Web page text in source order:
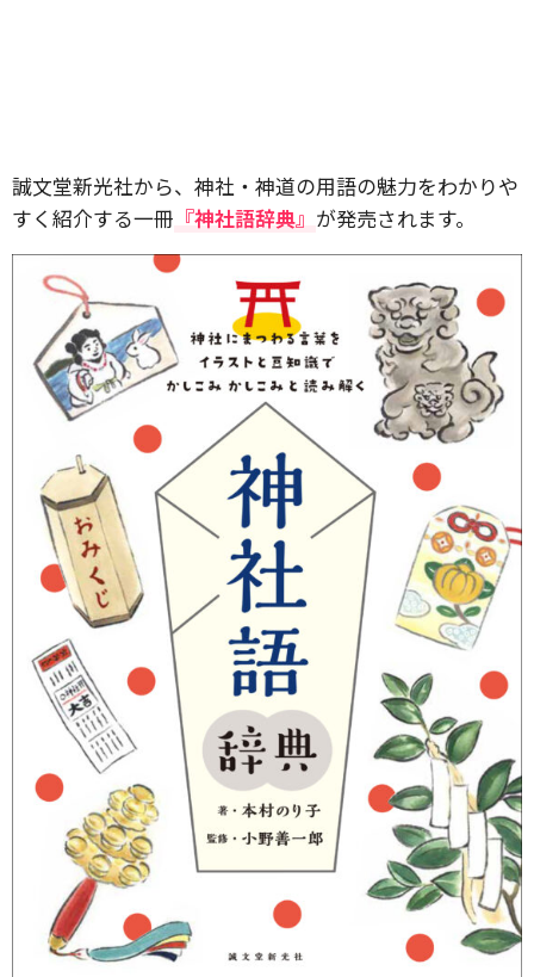
誠文堂新光社から、神社・神道の用語の魅力をわかりや
すく紹介する一冊 『神社語辞典』 が発売されます。